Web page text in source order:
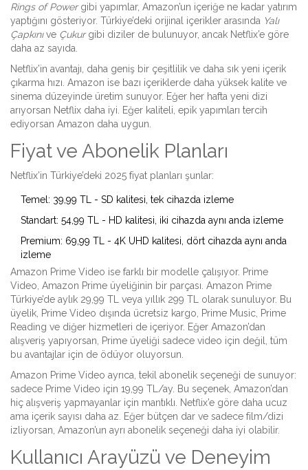
Rings of Powergibi yapımlar, Amazon’un içeriğe ne kadar yatırım
yaptığını gösteriyor. Türkiye’deki orijinal içerikler arasında Yalı
Çapkınıve Çukurgibi diziler de bulunuyor, ancak Netflix’e göre
daha az sayıda.
Netflix’in avantajı, daha geniş bir çeşitlilik ve daha sık yeni içerik
çıkarma hızı. Amazon ise bazı içeriklerde daha yüksek kalite ve
sinema düzeyinde üretim sunuyor. Eğer her hafta yeni dizi
arıyorsan Netflix daha iyi. Eğer kaliteli, epik yapımları tercih
ediyorsan Amazon daha uygun.
Fiyat ve Abonelik Planları
Netflix’in Türkiye’deki 2025 fiyat planları şunlar:
Temel: 39,99 TL - SD kalitesi, tek cihazda izleme
Standart: 54,99 TL - HD kalitesi, iki cihazda aynı anda izleme
Premium: 69,99 TL - 4K UHD kalitesi, dört cihazda aynı anda
izleme
Amazon Prime Video ise farklı bir modelle çalışıyor. Prime
Video, Amazon Prime üyeliğinin bir parçası. Amazon Prime
Türkiye’de aylık 29,99 TL veya yıllık 299 TL olarak sunuluyor. Bu
üyelik, Prime Video dışında ücretsiz kargo, Prime Music, Prime
Reading ve diğer hizmetleri de içeriyor. Eğer Amazon’dan
alışveriş yapıyorsan, Prime üyeliği sadece video için değil, tüm
bu avantajlar için de ödüyor oluyorsun.
Amazon Prime Video ayrıca, tekil abonelik seçeneği de sunuyor:
sadece Prime Video için 19,99 TL/ay. Bu seçenek, Amazon’dan
hiç alışveriş yapmayanlar için mantıklı. Netflix’e göre daha ucuz
ama içerik sayısı daha az. Eğer bütçen dar ve sadece film/dizi
izliyorsan, Amazon’un ayrı abonelik seçeneği daha iyi olabilir.
Kullanıcı Arayüzü ve Deneyim